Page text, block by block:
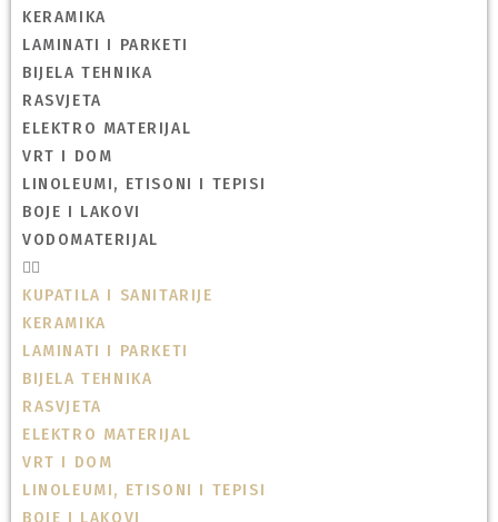
KERAMIKA
LAMINATI I PARKETI
BIJELA TEHNIKA
RASVJETA
ELEKTRO MATERIJAL
VRT I DOM
LINOLEUMI, ETISONI I TEPISI
BOJE I LAKOVI
VODOMATERIJAL
KUPATILA I SANITARIJE
KERAMIKA
LAMINATI I PARKETI
BIJELA TEHNIKA
RASVJETA
ELEKTRO MATERIJAL
VRT I DOM
LINOLEUMI, ETISONI I TEPISI
BOJE I LAKOVI